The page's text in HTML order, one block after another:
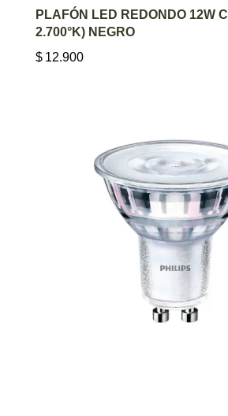
AGREGAR AL
PLAFÓN LED REDONDO 12W
2.700°K) NEGRO
$ 12.900